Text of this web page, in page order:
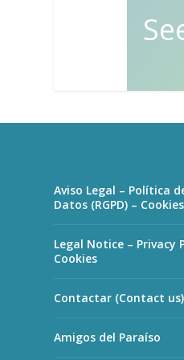
Aviso Legal – Política
Datos (RGPD) – Cookies
Legal Notice – Privacy
Cookies
Contactar (Contact us)
Amigos del Paraíso